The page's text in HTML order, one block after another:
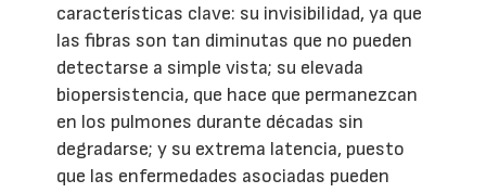
características clave: su invisibilidad, ya que
las fibras son tan diminutas que no pueden
detectarse a simple vista; su elevada
biopersistencia, que hace que permanezcan
en los pulmones durante décadas sin
degradarse; y su extrema latencia, puesto
que las enfermedades asociadas pueden